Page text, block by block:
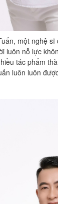
một nghệ
luôn nỗ lực
tác phẩm
luôn luôn